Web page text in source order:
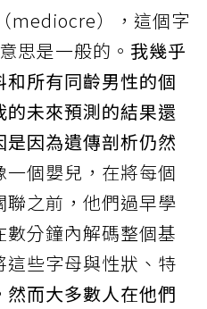
mediocre），這個字
思是一般的。 我幾乎
所有同齡男性的個
未來預測的結果還
因為遺傳剖析仍然
一個嬰兒，在將每個
之前，他們過早學
分鐘內解碼整個基
些字母與性狀、特
然而大多數人在他們